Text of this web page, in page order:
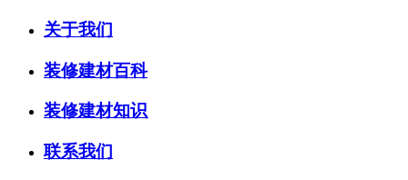
关于我们
装修建材百科
装修建材知识
联系我们